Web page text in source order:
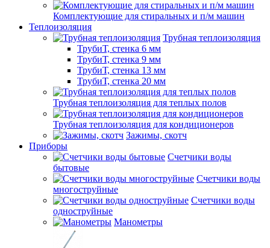
Комплектующие для стиральных и п/м машин
Теплоизоляция
Трубная теплоизоляция
ТрубиТ, стенка 6 мм
ТрубиТ, стенка 9 мм
ТрубиТ, стенка 13 мм
ТрубиТ, стенка 20 мм
Трубная теплоизоляция для теплых полов
Трубная теплоизоляция для кондиционеров
Зажимы, скотч
Приборы
Счетчики воды
бытовые
Счетчики воды
многоструйные
Счетчики воды
одноструйные
Манометры